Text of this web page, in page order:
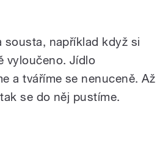
například když si
vyloučeno. Jídlo
a tváříme se nenuceně. Až
se do něj pustíme.